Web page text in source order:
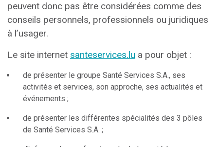
peuvent donc pas être considérées comme des
conseils personnels, professionnels ou juridiques
à l’usager.
Le site internet santeservices.lu a pour objet :
de présenter le groupe Santé Services S.A., ses
activités et services, son approche, ses actualités et
événements ;
de présenter les différentes spécialités des 3 pôles
de Santé Services S.A. ;